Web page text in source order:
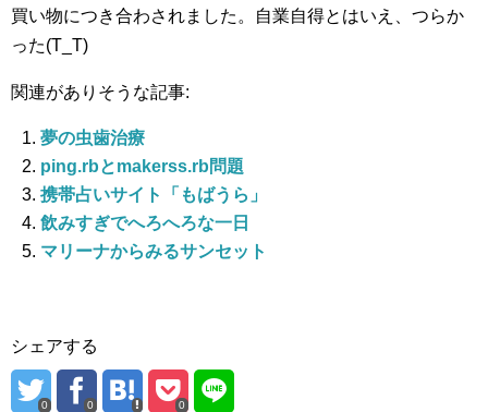
買い物につき合わされました。自業自得とはいえ、つらか
った(T_T)
関連がありそうな記事:
夢の虫歯治療
ping.rbとmakerss.rb問題
携帯占いサイト「もばうら」
飲みすぎでへろへろな一日
マリーナからみるサンセット
シェアする
0 0 0